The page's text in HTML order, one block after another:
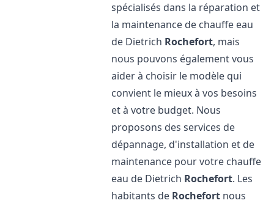
spécialisés dans la réparation et
la maintenance de chauffe eau
de Dietrich Rochefort, mais
nous pouvons également vous
aider à choisir le modèle qui
convient le mieux à vos besoins
et à votre budget. Nous
proposons des services de
dépannage, d'installation et de
maintenance pour votre chauffe
eau de Dietrich Rochefort. Les
habitants de Rochefort nous